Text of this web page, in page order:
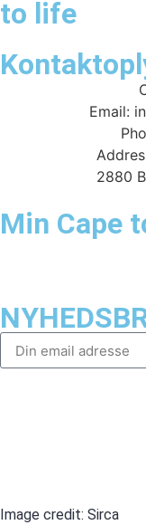
to life
Email:
2880
Min Cape
Image credit: Sirca